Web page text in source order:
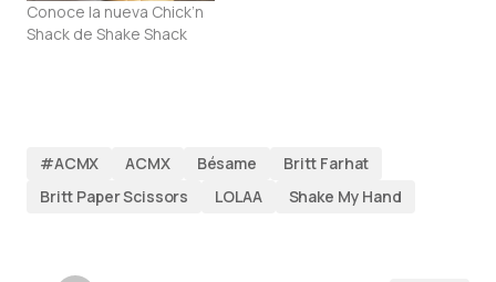
Conoce la nueva Chick’n
Shack de Shake Shack
#ACMX ACMX Bésame
Britt Farhat
Britt Paper Scissors
LOLAA Shake My Hand